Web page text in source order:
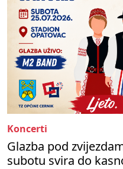
Koncerti
Glazba pod
subotu svira do